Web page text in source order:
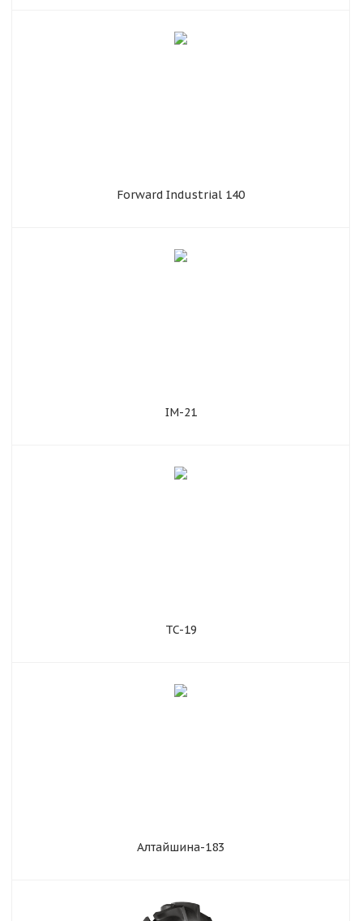
Forward Industrial 140
IM-21
TC-19
Алтайшина-183